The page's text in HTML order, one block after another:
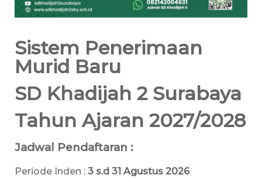
Sistem Penerimaan
Murid Baru
SD Khadijah 2 Surabaya
Tahun Ajaran 2027/2028
Jadwal Pendaftaran :
Periode Inden : 3 s.d 31 Agustus 2026